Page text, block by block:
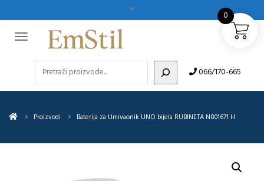
066/170-665
Proizvodi Baterija za Umivaonik UNO bijela RUBINETA N801671 H
0